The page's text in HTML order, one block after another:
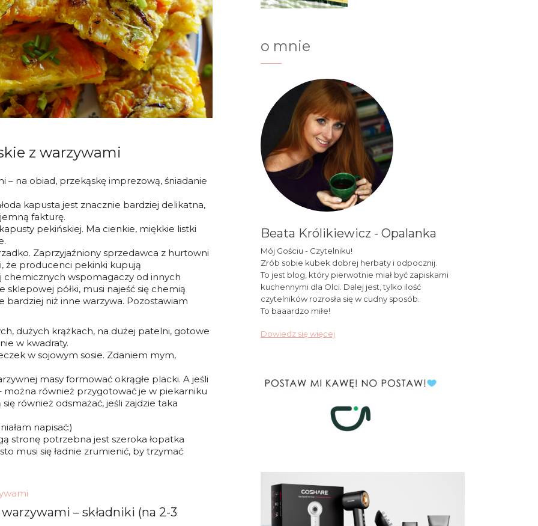
z warzywami
– na obiad, przekąskę imprezową, śniadanie
kapusta jest znacznie bardziej delikatna,
fakturę.
pekińskiej. Ma cienkie, miękkie listki
Zaprzyjaźniony sprzedawca z hurtowni
że producenci pekinki kupują
wspomagaczy od innych
sklepowej półki, musi najeść się chemią
bardziej niż inne warzywa. Pozostawiam
dużych krążkach, na dużej patelni, gotowe
w kwadraty.
w sojowym sosie. Zdaniem mym,
masy formować okrągłe placki. A jeśli
również przygotować je w piekarniku
również odsmażać, jeśli zajdzie taka
napisać:)
stronę potrzebna jest szeroka łopatka
musi się ładnie zrumienić, by trzymać
– składniki (na 2-3
o mnie
Beata Królikiewicz - Opalanka
Mój Gościu - Czytelniku!
Zrób sobie kubek dobrej herbaty i odpocznij.
To jest blog, który pierwotnie miał być zapiskami
kuchennymi dla Olci. Dalej jest, tylko ilość
czytelników rozrosła się w cudny sposób.
To baaardzo miłe!
Dowiedz się więcej